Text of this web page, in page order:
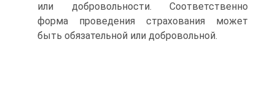
или добровольности. Соответственно
форма проведения страхования может
быть обязательной или добровольной.